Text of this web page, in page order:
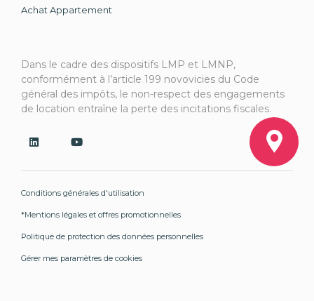
Achat Appartement
Dans le cadre des dispositifs LMP et LMNP,
conformément à l’article 199 novovicies du Code
général des impôts, le non-respect des engagements
de location entraîne la perte des incitations fiscales.
Conditions générales d'utilisation
*Mentions légales et offres promotionnelles
Politique de protection des données personnelles
Gérer mes paramètres de cookies